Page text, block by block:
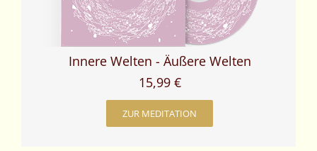
Innere Welten - Äußere Welten
15,99 €
ZUR MEDITATION